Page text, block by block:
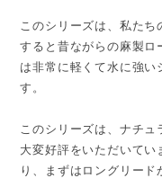
このシリーズは、私た
すると昔ながらの麻製ロ
は非常に軽くて水に強い
す。
このシリーズは、ナチ
大変好評をいただいてい
り、まずはロングリード